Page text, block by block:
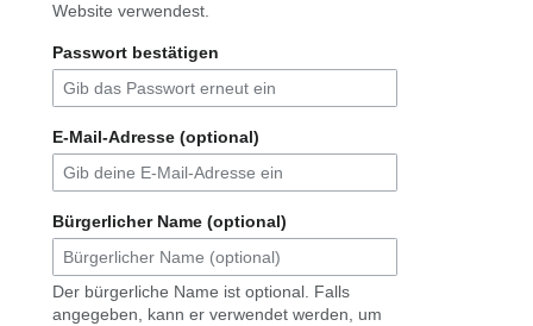
Website verwendest.
Passwort bestätigen
E-Mail-Adresse (optional)
Bürgerlicher Name (optional)
Der bürgerliche Name ist optional. Falls
angegeben, kann er verwendet werden, um